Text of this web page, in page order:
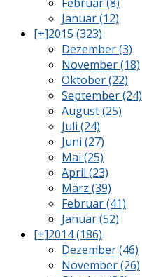
Januar (12)
[+]2015 (323)
Dezember (3)
November (18)
Oktober (22)
September (24)
August (25)
Juli (24)
Juni (27)
Mai (25)
April (23)
März (39)
Februar (41)
Januar (52)
[+]2014 (186)
Dezember (46)
November (26)